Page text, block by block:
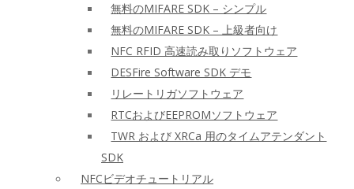
無料のMIFARE SDK – シンプル
無料のMIFARE SDK – 上級者向け
NFC RFID 高速読み取りソフトウェア
DESFire Software SDK デモ
リレートリガソフトウェア
RTCおよびEEPROMソフトウェア
TWR および XRCa 用のタイムアテンダント
SDK
NFCビデオチュートリアル